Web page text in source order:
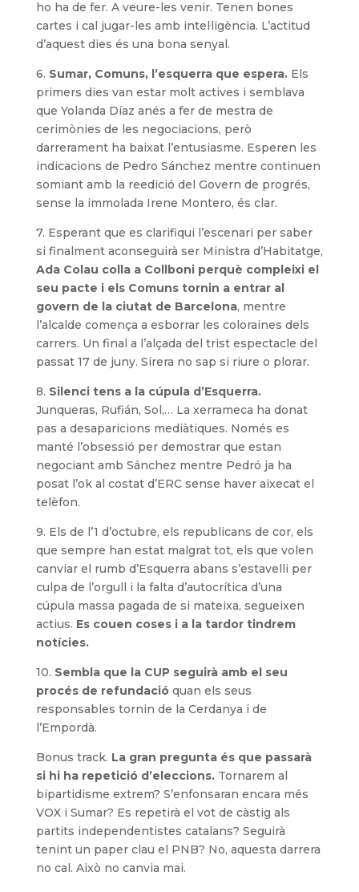
ho ha de fer. A veure-les venir. Tenen bones
cartes i cal jugar-les amb intel·ligència. L’actitud
d’aquest dies és una bona senyal.
6. Sumar, Comuns, l’esquerra que espera.Els
primers dies van estar molt actives i semblava
que Yolanda Díaz anés a fer de mestra de
cerimònies de les negociacions, però
darrerament ha baixat l’entusiasme. Esperen les
indicacions de Pedro Sánchez mentre continuen
somiant amb la reedició del Govern de progrés,
sense la immolada Irene Montero, és clar.
7. Esperant que es clarifiqui l’escenari per saber
si finalment aconseguirà ser Ministra d’Habitatge,
Ada Colau colla a Collboni perquè compleixi el
seu pacte i els Comuns tornin a entrar al
govern de la ciutat de Barcelona, mentre
l’alcalde comença a esborrar les coloraines dels
carrers. Un final a l’alçada del trist espectacle del
passat 17 de juny. Sirera no sap si riure o plorar.
8. Silenci tens a la cúpula d’Esquerra.
Junqueras, Rufián, Sol,… La xerrameca ha donat
pas a desaparicions mediàtiques. Només es
manté l’obsessió per demostrar que estan
negociant amb Sánchez mentre Pedró ja ha
posat l’ok al costat d’ERC sense haver aixecat el
telèfon.
9. Els de l’1 d’octubre, els republicans de cor, els
que sempre han estat malgrat tot, els que volen
canviar el rumb d’Esquerra abans s’estavelli per
culpa de l’orgull i la falta d’autocrítica d’una
cúpula massa pagada de si mateixa, segueixen
actius. Es couen coses i a la tardor tindrem
notícies.
10. Sembla que la CUP seguirà amb el seu
procés de refundacióquan els seus
responsables tornin de la Cerdanya i de
l’Empordà.
Bonus track. La gran pregunta és que passarà
si hi ha repetició d’eleccions.Tornarem al
bipartidisme extrem? S’enfonsaran encara més
VOX i Sumar? Es repetirà el vot de càstig als
partits independentistes catalans? Seguirà
tenint un paper clau el PNB? No, aquesta darrera
no cal. Això no canvia mai.